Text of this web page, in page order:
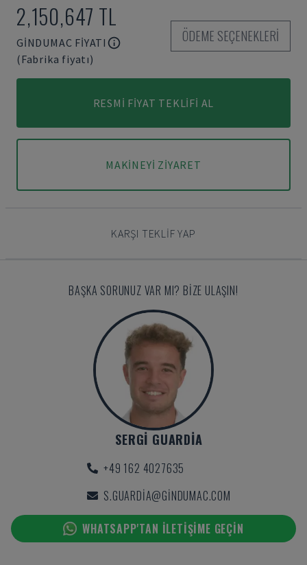
2,150,647 TL
GINDUMAC FIYATI
(Fabrika fiyatı)
ÖDEME SEÇENEKLERI
RESMI FIYAT TEKLIFI AL
MAKINEYI ZIYARET
KARŞI TEKLIF YAP
BAŞKA SORUNUZ VAR MI? BIZE ULAŞIN!
SERGI GUARDIA
+49 162 4027635
S.GUARDIA@GINDUMAC.COM
WHATSAPP'TAN ILETIŞIME GEÇIN